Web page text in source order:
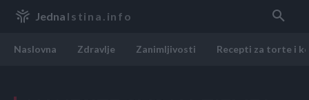
Jedna Istina.info
Naslovna Zdravlje Zanimljivosti Recepti za torte i